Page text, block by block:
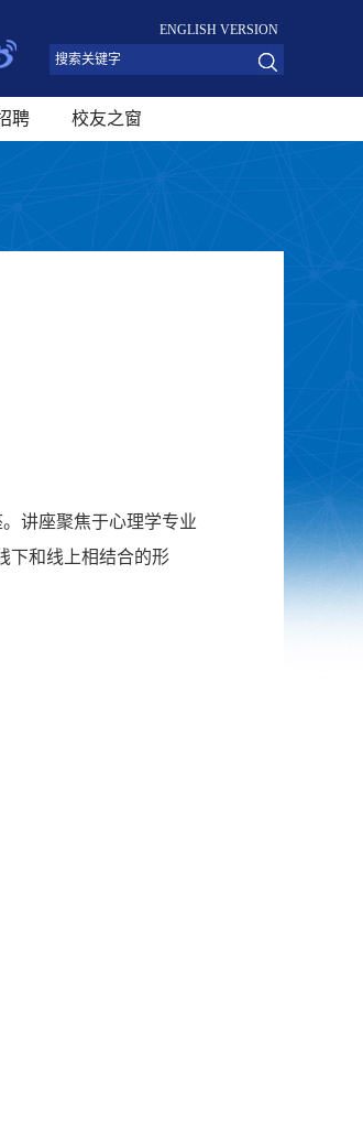
ENGLISH VERSION
聘 校友之窗
讲座聚焦于心理学专业
下和线上相结合的形